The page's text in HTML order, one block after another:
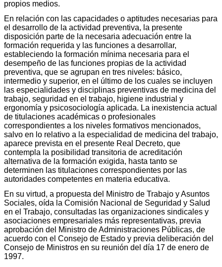
propios medios.
En relación con las capacidades o aptitudes necesarias para
el desarrollo de la actividad preventiva, la presente
disposición parte de la necesaria adecuación entre la
formación requerida y las funciones a desarrollar,
estableciendo la formación mínima necesaria para el
desempeño de las funciones propias de la actividad
preventiva, que se agrupan en tres niveles: básico,
intermedio y superior, en el último de los cuales se incluyen
las especialidades y disciplinas preventivas de medicina del
trabajo, seguridad en el trabajo, higiene industrial y
ergonomía y psicosociología aplicada. La inexistencia actual
de titulaciones académicas o profesionales
correspondientes a los niveles formativos mencionados,
salvo en lo relativo a la especialidad de medicina del trabajo,
aparece prevista en el presente Real Decreto, que
contempla la posibilidad transitoria de acreditación
alternativa de la formación exigida, hasta tanto se
determinen las titulaciones correspondientes por las
autoridades competentes en materia educativa.
En su virtud, a propuesta del Ministro de Trabajo y Asuntos
Sociales, oída la Comisión Nacional de Seguridad y Salud
en el Trabajo, consultadas las organizaciones sindicales y
asociaciones empresariales más representativas, previa
aprobación del Ministro de Administraciones Públicas, de
acuerdo con el Consejo de Estado y previa deliberación del
Consejo de Ministros en su reunión del día 17 de enero de
1997.